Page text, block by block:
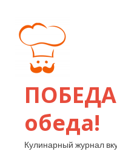
обеда!
Кулинарный журнал